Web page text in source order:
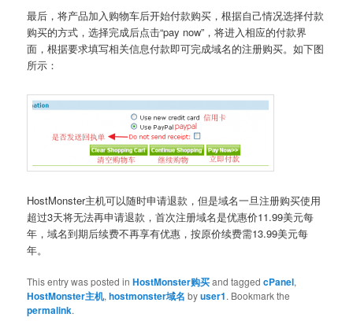
最后，将产品加入购物车后开始付款购买，根据自己情况选择付款
购买的方式，选择完成后点击“pay now”，将进入相应的付款界
面，根据要求填写相关信息付款即可完成域名的注册购买。如下图
所示：
HostMonster主机可以随时申请退款，但是域名一旦注册购买使用
超过3天将无法再申请退款，首次注册域名是优惠价11.99美元每
年，域名到期后续费不再享有优惠，按原价续费需13.99美元每
年。
This entry was posted inHostMonster购买and taggedcPanel,
HostMonster主机,hostmonster域名 byuser1. Bookmark the
permalink.